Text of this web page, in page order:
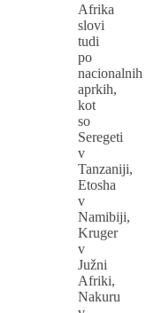
Afrika
slovi
tudi
po
nacionalnih
aprkih,
kot
so
Seregeti
v
Tanzaniji,
Etosha
v
Namibiji,
Kruger
v
Južni
Afriki,
Nakuru